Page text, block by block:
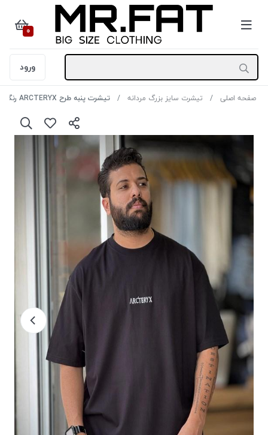
0
ورود
صفحه اصلی تیشرت سایز بزرگ مردانه تیشرت پنبه طرح ARCTERYX رنگ مشکی سایز 3XL